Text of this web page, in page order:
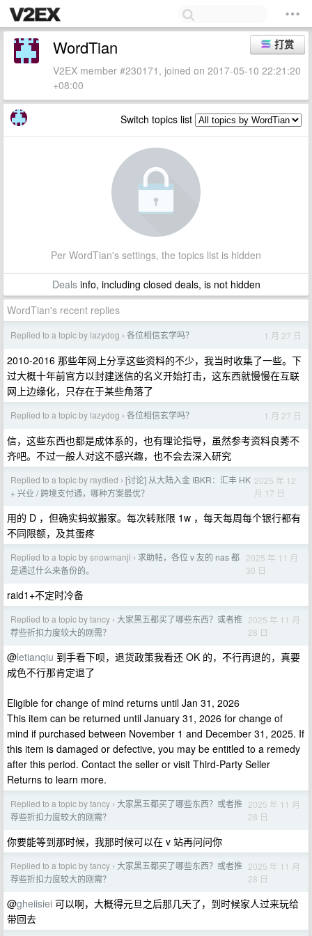
打赏
WordTian
V2EX member #230171, joined on 2017-05-10 22:21:20
+08:00
Switch topics list
Per WordTian's settings, the topics list is hidden
Dealsinfo, including closed deals, is not hidden
WordTian's recent replies
Replied to a topic by lazydog › 各位相信玄学吗？ 1 月 27 日
2010-2016 那些年网上分享这些资料的不少，我当时收集了一些。下
过大概十年前官方以封建迷信的名义开始打击，这东西就慢慢在互联
网上边缘化，只存在于某些角落了
Replied to a topic by lazydog › 各位相信玄学吗？ 1 月 27 日
信，这些东西也都是成体系的，也有理论指导，虽然参考资料良莠不
齐吧。不过一般人对这不感兴趣，也不会去深入研究
Replied to a topic by raydied › [讨论] 从大陆入金 IBKR：汇丰 HK
+ 兴业 / 跨境支付通，哪种方案最优？
2025 年 12
月 17 日
用的 D ，但确实蚂蚁搬家。每次转账限 1w ，每天每周每个银行都有
不同限额，及其蛋疼
Replied to a topic by snowmanjl › 求助帖，各位 v 友的 nas 都
是通过什么来备份的。
2025 年 11 月
30 日
raid1+不定时冷备
Replied to a topic by tancy › 大家黑五都买了哪些东西？或者推
荐些折扣力度较大的刚需？
2025 年 11 月
28 日
@letianqiu 到手看下呗，退货政策我看还 OK 的，不行再退的，真要
成色不行那肯定退了
Eligible for change of mind returns until Jan 31, 2026
This item can be returned until January 31, 2026 for change of
mind if purchased between November 1 and December 31, 2025. If
this item is damaged or defective, you may be entitled to a remedy
after this period. Contact the seller or visit Third-Party Seller
Returns to learn more.
Replied to a topic by tancy › 大家黑五都买了哪些东西？或者推
荐些折扣力度较大的刚需？
2025 年 11 月
28 日
你要能等到那时候，我那时候可以在 v 站再问问你
Replied to a topic by tancy › 大家黑五都买了哪些东西？或者推
荐些折扣力度较大的刚需？
2025 年 11 月
28 日
@gheiisiei 可以啊，大概得元旦之后那几天了，到时候家人过来玩给
带回去